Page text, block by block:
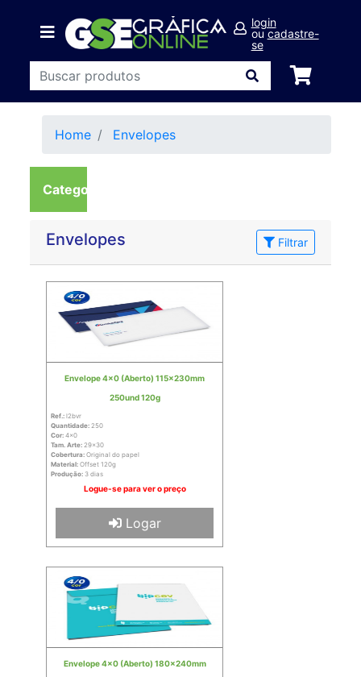
login
oucadastre-
se
Home Envelopes
Categorias
Envelopes Filtrar
Envelope 4x0 (Aberto) 115x230mm
250und 120g
Ref.: l2bvr
Quantidade: 250
Cor: 4x0
Tam. Arte: 29x30
Cobertura: Original do papel
Material: Offset 120g
Produção: 3 dias
Logue-se para ver o preço
Logar
Envelope 4x0 (Aberto) 180x240mm